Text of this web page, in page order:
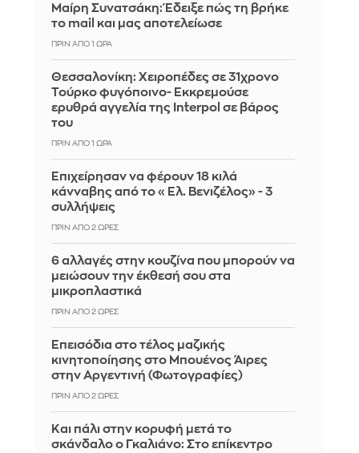
Μαίρη Συνατσάκη: Έδειξε πώς τη βρήκε
το mail και μας αποτελείωσε
ΠΡΙΝ ΑΠΌ 1 ΏΡΑ
Θεσσαλονίκη: Χειροπέδες σε 31χρονο
Τούρκο φυγόποινο- Εκκρεμούσε
ερυθρά αγγελία της Interpol σε βάρος
του
ΠΡΙΝ ΑΠΌ 1 ΏΡΑ
Επιχείρησαν να φέρουν 18 κιλά
κάνναβης από το «Ελ. Βενιζέλος» - 3
συλλήψεις
ΠΡΙΝ ΑΠΌ 2 ΏΡΕΣ
6 αλλαγές στην κουζίνα που μπορούν να
μειώσουν την έκθεσή σου στα
μικροπλαστικά
ΠΡΙΝ ΑΠΌ 2 ΏΡΕΣ
Επεισόδια στο τέλος μαζικής
κινητοποίησης στο Μπουένος Άιρες
στην Αργεντινή (Φωτογραφίες)
ΠΡΙΝ ΑΠΌ 2 ΏΡΕΣ
Και πάλι στην κορυφή μετά το
σκάνδαλο ο Γκαλιάνο: Στο επίκεντρο